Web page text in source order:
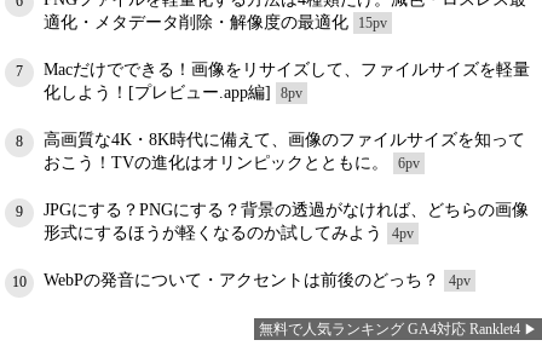
適化・メタデータ削除・解像度の最適化
15pv
7
Macだけでできる！画像をリサイズして、ファイルサイズを軽量
化しよう！[プレビュー.app編]
8pv
8
高画質な4K・8K時代に備えて、画像のファイルサイズを知って
おこう！TVの進化はオリンピックとともに。
6pv
9
JPGにする？PNGにする？背景の透過がなければ、どちらの画像
形式にするほうが軽くなるのか試してみよう
4pv
10 WebPの発音について・アクセントは前後のどっち？ 4pv
無料で人気ランキング GA4対応 Ranklet4